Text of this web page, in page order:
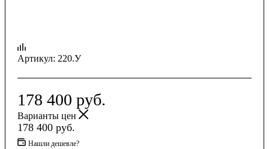
Артикул: 220.У
178 400 руб.
Варианты цен
178 400 руб.
Нашли дешевле?